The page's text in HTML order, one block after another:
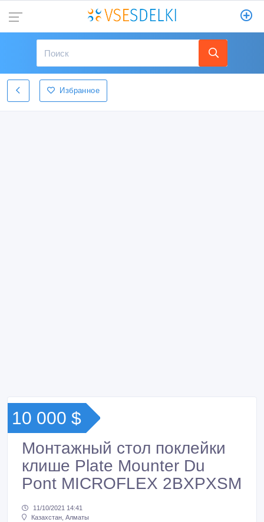
Избранное
10 000 $
Монтажный стол поклейки
клише Plate Mounter Du
Pont MICROFLEX 2BXPXSM
11/10/2021 14:41
Казахстан, Алматы